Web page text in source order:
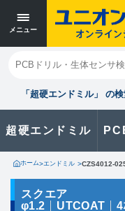
メニュー
「超硬エンドミル」 の
超硬エンドミル
閉じる
お気に入り
製品に関
ホーム>エンドミル >CZS4012-
スクエア
φ1.2
UTCOAT 4